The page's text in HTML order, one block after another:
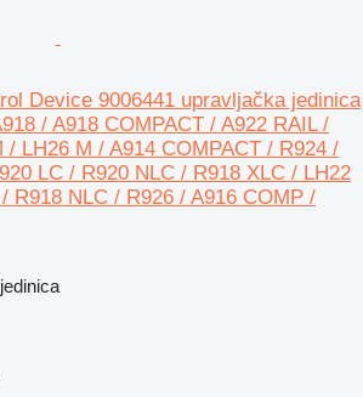
Device 9006441 upravljačka jedinica
/ A918 COMPACT / A922 RAIL /
/ LH26 M / A914 COMPACT / R924 /
LC / R920 NLC / R918 XLC / LH22
R918 NLC / R926 / A916 COMP /